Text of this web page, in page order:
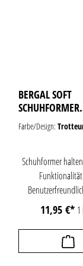
BERGAL SOFT
SCHUHFORMER
TROTTEURS
Farbe/Design:
Schuhformer
Schuhe perfekt in
des ergonomisch
Griffs ist die
äußerst
11,95 €*